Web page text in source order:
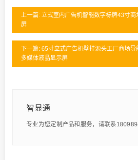
上一篇: 立式室内广告机智能数字标牌43寸
屏
下一篇: 65寸立式广告机壁挂源头工厂商场
多媒体液晶显示屏
智显通
专业为您定制产品和服务，请联系